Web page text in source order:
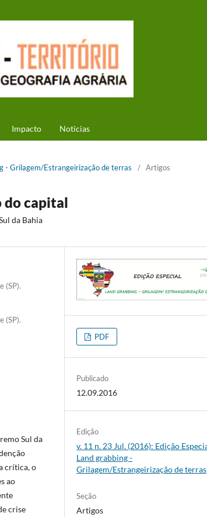
Impacto Notícias
- Grilagem/Estrangeirização de terras / Artigos
do capital
da Bahia
(SP).
(SP).
Sul da
crítica, o
ao
crise
PDF
Publicado
12.09.2016
Edição
v. 11 n. 23 Jul. (2016): Edição
Land grabbing -
Grilagem/Estrangeirização de terras
Seção
Artigos